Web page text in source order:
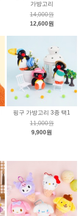
가방고리
14,000원
12,600원
핑구 가방고리 3종 택1
11,000원
9,900원